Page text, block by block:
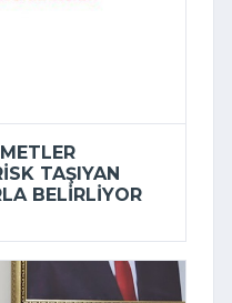
TAŞIYAN
BELIRLIYOR